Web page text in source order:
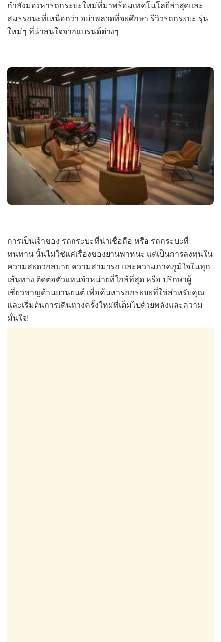
กำลังมองหารถกระบะใหม่ที่มาพร้อมเทคโนโลยีล่าสุดและ
สมรรถนะที่เหนือกว่า อย่าพลาดที่จะศึกษา รีวิวรถกระบะ รุ่น
ใหม่ๆ ที่น่าสนใจจากแบรนด์ต่างๆ
การเป็นเจ้าของ รถกระบะที่น่าเชื่อถือ หรือ รถกระบะที่
ทนทาน นั้นไม่ใช่แค่เรื่องของยานพาหนะ แต่เป็นการลงทุนใน
ความสะดวกสบาย ความสามารถ และความภาคภูมิใจในทุก
เส้นทาง ติดต่อตัวแทนจำหน่ายที่ใกล้ที่สุด หรือ ปรึกษาผู้
เชี่ยวชาญด้านยานยนต์ เพื่อค้นหารถกระบะที่ใช่สำหรับคุณ
และเริ่มต้นการเดินทางครั้งใหม่ที่เต็มไปด้วยพลังและความ
มั่นใจ!